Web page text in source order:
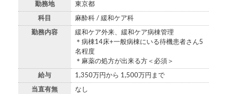
勤務地 東京都
科目 麻酔科 / 緩和ケア科
勤務内容
緩和ケア外来、緩和ケア病棟管理
＊病棟14床+一般病棟にいる待機患者さん5
名程度
＊麻薬の処方が出来る方＜必須＞
給与 1,350万円から 1,500万円まで
当直有無 なし